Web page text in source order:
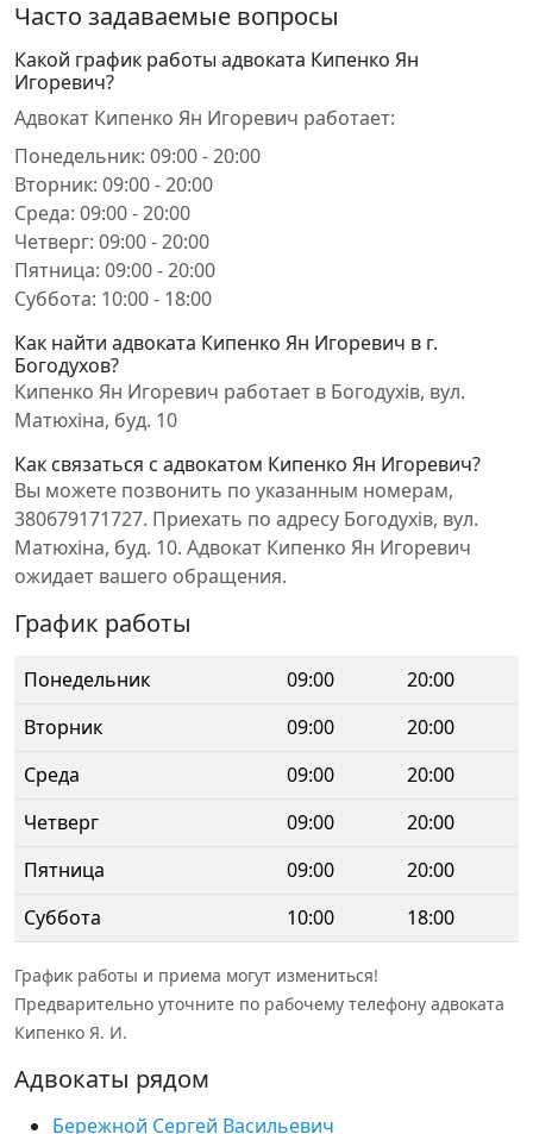
Часто задаваемые вопросы
Какой график работы адвоката Кипенко Ян
Игоревич?
Адвокат Кипенко Ян Игоревич работает:
Понедельник: 09:00 - 20:00
Вторник: 09:00 - 20:00
Среда: 09:00 - 20:00
Четверг: 09:00 - 20:00
Пятница: 09:00 - 20:00
Суббота: 10:00 - 18:00
Как найти адвоката Кипенко Ян Игоревич в г.
Богодухов?
Кипенко Ян Игоревич работает в Богодухів, вул.
Матюхіна, буд. 10
Как связаться с адвокатом Кипенко Ян Игоревич?
Вы можете позвонить по указанным номерам,
380679171727. Приехать по адресу Богодухів, вул.
Матюхіна, буд. 10. Адвокат Кипенко Ян Игоревич
ожидает вашего обращения.
График работы
Понедельник 09:00
20:00
Вторник
09:00
20:00
Среда
09:00
20:00
Четверг
09:00
20:00
Пятница
09:00
20:00
Суббота
10:00 18:00
График работы и приема могут измениться!
Предварительно уточните по рабочему телефону адвоката
Кипенко Я. И.
Адвокаты рядом
Бережной Сергей Васильевич